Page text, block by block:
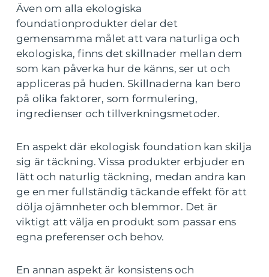
Även om alla ekologiska
foundationprodukter delar det
gemensamma målet att vara naturliga och
ekologiska, finns det skillnader mellan dem
som kan påverka hur de känns, ser ut och
appliceras på huden. Skillnaderna kan bero
på olika faktorer, som formulering,
ingredienser och tillverkningsmetoder.
En aspekt där ekologisk foundation kan skilja
sig är täckning. Vissa produkter erbjuder en
lätt och naturlig täckning, medan andra kan
ge en mer fullständig täckande effekt för att
dölja ojämnheter och blemmor. Det är
viktigt att välja en produkt som passar ens
egna preferenser och behov.
En annan aspekt är konsistens och